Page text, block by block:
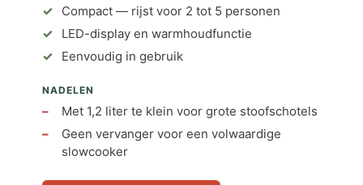
Compact — rijst voor 2 tot 5 personen
LED-display en warmhoudfunctie
Eenvoudig in gebruik
NADELEN
Met 1,2 liter te klein voor grote stoofschotels
Geen vervanger voor een volwaardige
slowcooker